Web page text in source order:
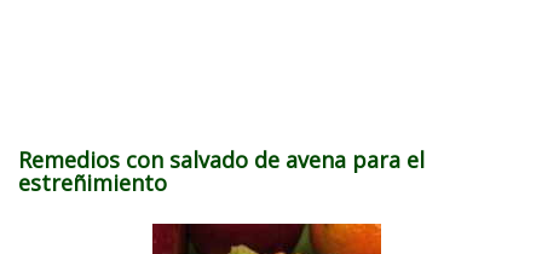
Remedios con salvado de avena para el
estreñimiento